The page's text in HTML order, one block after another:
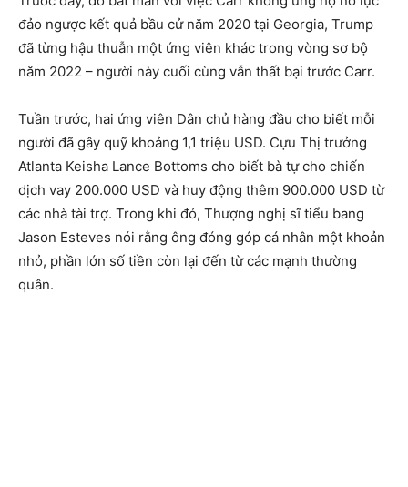
đảo ngược kết quả bầu cử năm 2020 tại Georgia, Trump
đã từng hậu thuẫn một ứng viên khác trong vòng sơ bộ
năm 2022 – người này cuối cùng vẫn thất bại trước Carr.
Tuần trước, hai ứng viên Dân chủ hàng đầu cho biết mỗi
người đã gây quỹ khoảng 1,1 triệu USD. Cựu Thị trưởng
Atlanta Keisha Lance Bottoms cho biết bà tự cho chiến
dịch vay 200.000 USD và huy động thêm 900.000 USD từ
các nhà tài trợ. Trong khi đó, Thượng nghị sĩ tiểu bang
Jason Esteves nói rằng ông đóng góp cá nhân một khoản
nhỏ, phần lớn số tiền còn lại đến từ các mạnh thường
quân.